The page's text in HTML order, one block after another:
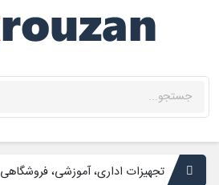
تجهیزات اداری، آموزشی، فروشگاهی